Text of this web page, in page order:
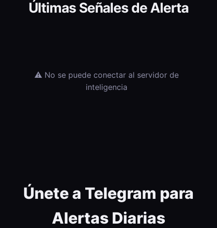
Últimas Señales de Alerta
⚠️ No se puede conectar al servidor de
inteligencia
Únete a Telegram para
Alertas Diarias